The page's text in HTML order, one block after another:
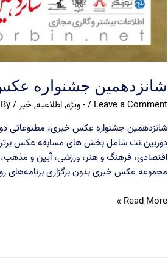
شانزدهمین جشنواره
Leave a Comment
/- ویژه,اطلاعیه,خبر / By
شانزدهمین جشنواره عکس خبری، مطبوعاتی
دوربین.نت شامل بخش های مسابقه عکس
اقتصادی، فرهنگ و هنر، ورزشی، آیین و
مجموعه عکس خبری بدون برگزاری برنامه‌های
شانزدهمین
Read More »